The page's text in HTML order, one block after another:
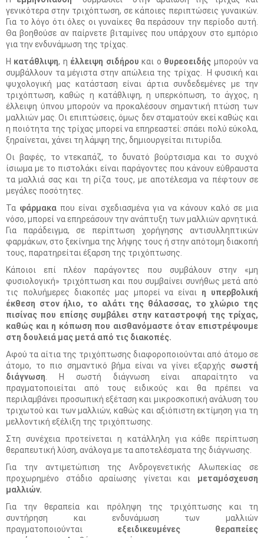
γενικότερα στην τριχόπτωση, σε κάποιες περιπτώσεις γυναικών.
Για το λόγο ότι όλες οι γυναίκες θα περάσουν την περίοδο αυτή.
Θα βοηθούσε αν παίρνετε βιταμίνες που υπάρχουν στο εμπόριο
για την ενδυνάμωση της τρίχας.
Η κατάθλιψη, η έλλειψη σιδήρου και ο θυρεοειδής μπορούν να
συμβάλλουν τα μέγιστα στην απώλεια της τρίχας. Η φυσική και
ψυχολογική μας κατάσταση είναι άρτια συνδεδεμένες με την
τριχόπτωση, καθώς η κατάθλιψη, η υπερκόπωση, το άγχος, η
έλλειψη ύπνου μπορούν να προκαλέσουν σημαντική πτώση των
μαλλιών μας. Οι επιπτώσεις, όμως δεν σταματούν εκεί καθώς και
η ποιότητα της τρίχας μπορεί να επηρεαστεί: σπάει πολύ εύκολα,
ξηραίνεται, χάνει τη λάμψη της, δημιουργείται πιτυρίδα.
Οι βαφές, το ντεκαπάζ, το δυνατό βούρτσισμα και το συχνό
ίσιωμα με το πιστολάκι είναι παράγοντες που κάνουν εύθραυστα
τα μαλλιά σας και τη ρίζα τους, με αποτέλεσμα να πέφτουν σε
μεγάλες ποσότητες.
Τα φάρμακα που είναι σχεδιασμένα για να κάνουν καλό σε μια
νόσο, μπορεί να επηρεάσουν την ανάπτυξη των μαλλιών αρνητικά.
Για παράδειγμα, σε περίπτωση χορήγησης αντισυλληπτικών
φαρμάκων, στο ξεκίνημα της λήψης τους ή στην απότομη διακοπή
τους, παρατηρείται έξαρση της τριχόπτωσης.
Κάποιοι επί πλέον παράγοντες που συμβάλουν στην «μη
φυσιολογική» τριχόπτωση και που συμβαίνει συνήθως μετά από
τις πολυήμερες διακοπές μας μπορεί να είναι η υπερβολική
έκθεση στον ήλιο, το αλάτι της θάλασσας, το χλώριο της
πισίνας που επίσης συμβάλει στην καταστροφή της τρίχας,
καθώς και η κόπωση που αισθανόμαστε όταν επιστρέψουμε
στη δουλειά μας μετά από τις διακοπές.
Αφού τα αίτια της τριχόπτωσης διαφοροποιούνται από άτομο σε
άτομο, το πιο σημαντικό βήμα είναι να γίνει εξαρχής σωστή
διάγνωση. Η σωστή διάγνωση είναι απαραίτητο να
πραγματοποιείται από τους ειδικούς και θα πρέπει να
περιλαμβάνει προσωπική εξέταση και μικροσκοπική ανάλυση του
τριχωτού και των μαλλιών, καθώς και αξιόπιστη εκτίμηση για τη
μελλοντική εξέλιξη της τριχόπτωσης.
Στη συνέχεια προτείνεται η κατάλληλη για κάθε περίπτωση
θεραπευτική λύση, ανάλογα με τα αποτελέσματα της διάγνωσης.
Για την αντιμετώπιση της Ανδρογενετικής Αλωπεκίας σε
προχωρημένο στάδιο αραίωσης γίνεται και μεταμόσχευση
μαλλιών.
Για την θεραπεία και πρόληψη της τριχόπτωσης και τη
συντήρηση και ενδυνάμωση των μαλλιών
πραγματοποιούνται εξειδικευμένες θεραπείες